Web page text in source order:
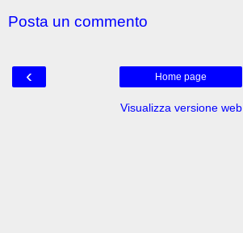
Posta un commento
‹ Home page
Visualizza versione web